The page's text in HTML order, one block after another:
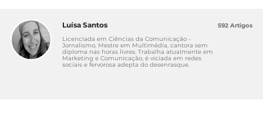
Luísa Santos
Licenciada em Ciências da Comunicação -
Jornalismo, Mestre em Multimédia, cantora sem
diploma nas horas livres. Trabalha atualmente em
Marketing e Comunicação, é viciada em redes
sociais e fervorosa adepta do desenrasque.
592 Artigos